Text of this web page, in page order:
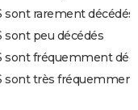
rarement décédés
sont peu décédés
sont fréquemment
sont très